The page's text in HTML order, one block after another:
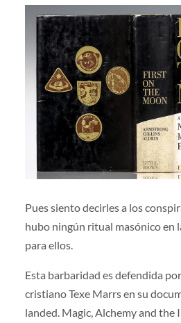
Pues siento decirles a los
hubo ningún ritual masónico en
para ellos.
Esta barbaridad es defendida
cristiano Texe Marrs en su
landed. Magic, Alchemy and